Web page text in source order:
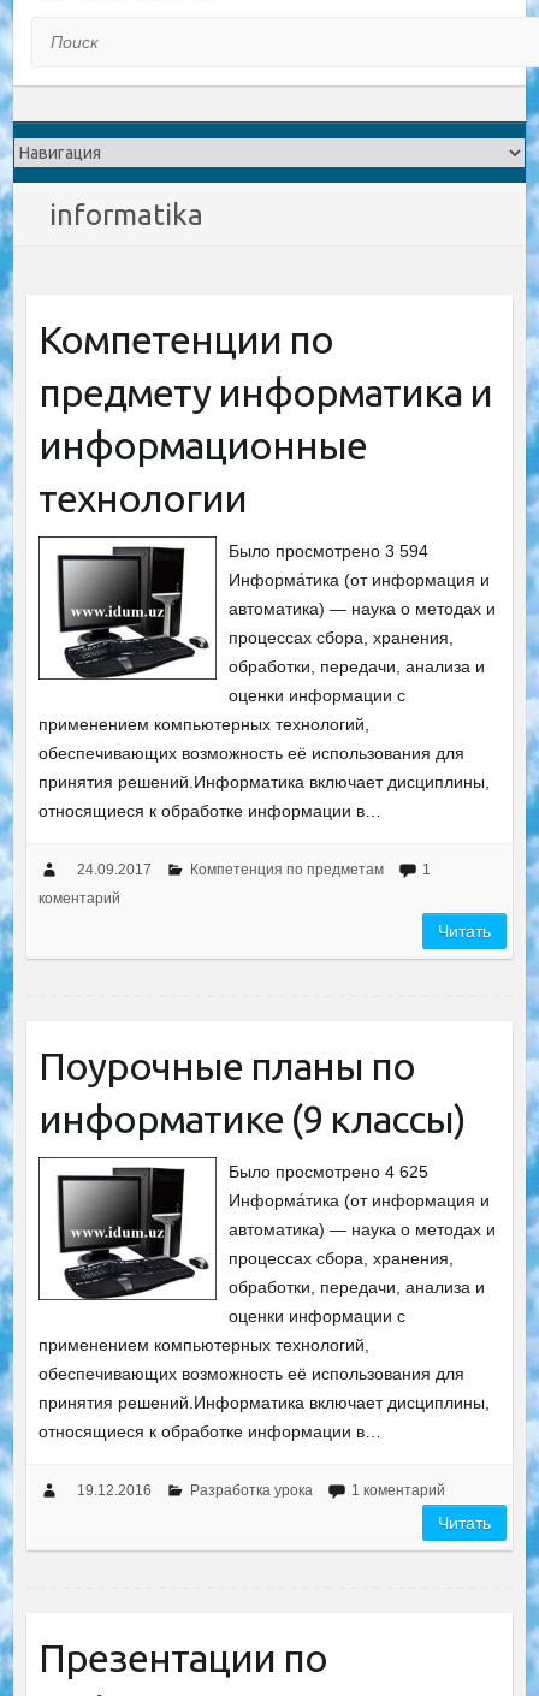
informatika
Компетенции по
предмету информатика и
информационные
технологии
Было просмотрено 3 594
Информа́тика (от информация и
автоматика) — наука о методах и
процессах сбора, хранения,
обработки, передачи, анализа и
оценки информации с
применением компьютерных технологий,
обеспечивающих возможность её использования для
принятия решений.Информатика включает дисциплины,
относящиеся к обработке информации в…
24.09.2017 Компетенция по предметам
1
коментарий
Читать
Поурочные планы по
информатике (9 классы)
Было просмотрено 4 625
Информа́тика (от информация и
автоматика) — наука о методах и
процессах сбора, хранения,
обработки, передачи, анализа и
оценки информации с
применением компьютерных технологий,
обеспечивающих возможность её использования для
принятия решений.Информатика включает дисциплины,
относящиеся к обработке информации в…
19.12.2016 Разработка урока 1 коментарий
Читать
Презентации по